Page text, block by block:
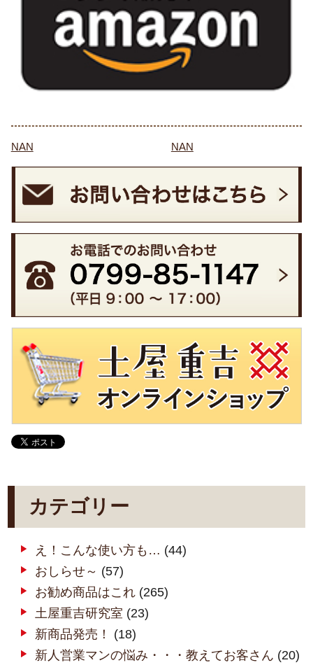
NAN NAN
カテゴリー
え！こんな使い方も… (44)
おしらせ～ (57)
お勧め商品はこれ (265)
土屋重吉研究室 (23)
新商品発売！
(18)
新人営業マンの悩み・・・教えてお客さん (20)